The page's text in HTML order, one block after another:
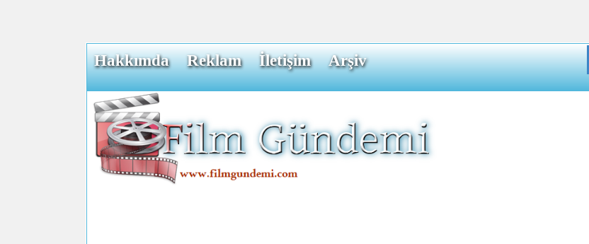
Hakkımda Reklam İletişim Arşiv